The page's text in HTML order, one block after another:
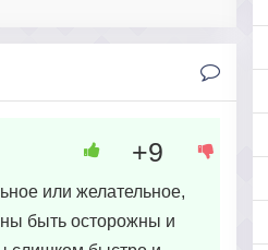
или желательное,
быть осторожны и
+9